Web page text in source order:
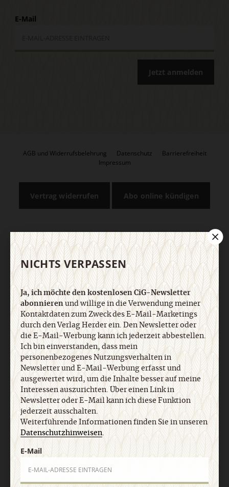
E-Mail
Jetzt anmelden
AGB und Widerrufsbelehrung Datenschutz
Barrierefreiheit
Impressum
Vertrag widerrufen Abo online kündigen
Nach oben
NICHTS VERPASSEN
Ja, ich möchte den kostenlosen CiG-Newsletter
abonnierenund willige in die Verwendung meiner
Kontaktdaten zum Zweck des E-Mail-Marketings
durch den Verlag Herder ein. Den Newsletter oder
die E-Mail-Werbung kann ich jederzeit abbestellen.
Ich bin einverstanden, dass mein
personenbezogenes Nutzungsverhalten in
Newsletter und E-Mail-Werbung erfasst und
ausgewertet wird, um die Inhalte besser auf meine
Interessen auszurichten. Über einen Link in
Newsletter oder E-Mail kann ich diese Funktion
jederzeit ausschalten.
Weiterführende Informationen finden Sie in unseren
Datenschutzhinweisen.
E-Mail